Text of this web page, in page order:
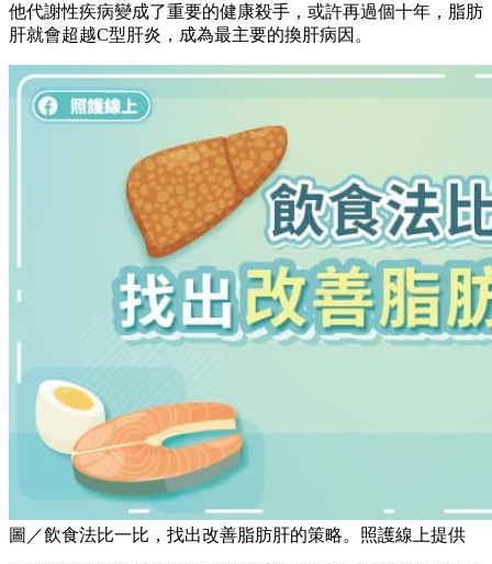
他代謝性疾病變成了重要的健康殺手，或許再過個十年，脂肪
肝就會超越C型肝炎，成為最主要的換肝病因。
圖／飲食法比一比，找出改善脂肪肝的策略。照護線上提供